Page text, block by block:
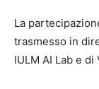
La
trasmesso in
IULM AI Lab e